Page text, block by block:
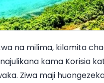
na milima, kilomita
kama Korisia
Ziwa maji